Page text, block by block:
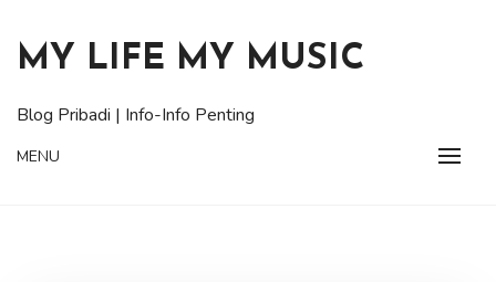
content
MY LIFE MY MUSIC
Blog Pribadi | Info-Info Penting
MENU